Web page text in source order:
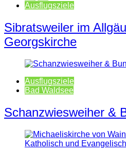
Ausflugsziele
Sibratsweiler im
Georgskirche
Ausflugsziele
Bad Waldsee
Schanzwiesweiher &